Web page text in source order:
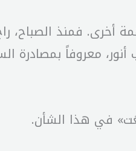
معروفاً بمصادرة
في هذا الشأن.